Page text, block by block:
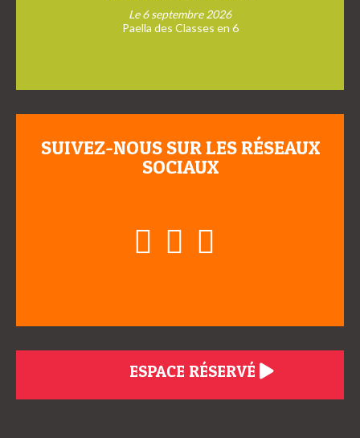
Le 6 septembre 2026
Paella des Classes en 6
SUIVEZ-NOUS SUR LES RÉSEAUX
SOCIAUX
ESPACE RÉSERVÉ